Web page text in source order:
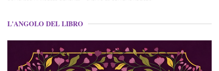
L'ANGOLO DEL LIBRO